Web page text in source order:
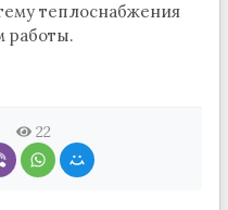
теплоснабжения
работы.
22